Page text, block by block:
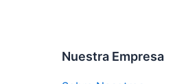
Nuestra Empresa